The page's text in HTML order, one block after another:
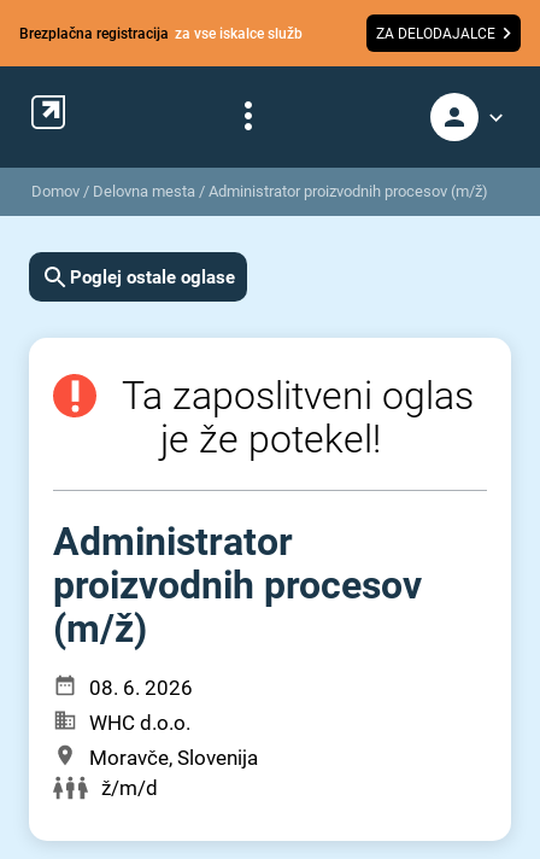
Brezplačna registracija za vse iskalce služb ZA DELODAJALCE
Domov / Delovna mesta / Administrator proizvodnih procesov (m/ž)
Poglej ostale oglase
Ta zaposlitveni oglas
je že potekel!
Administrator
proizvodnih procesov
(m⁠/⁠ž)
08. 6. 2026
WHC d.o.o.
Moravče, Slovenija
ž/m/d